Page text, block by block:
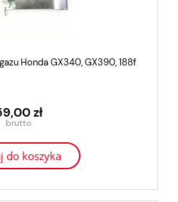
Honda GX340, GX390, 188f
zł
do koszyka